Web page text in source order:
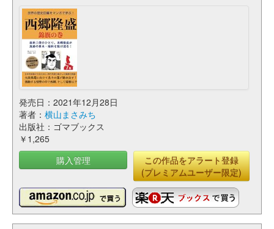
発売日：2021年12月28日
著者： 横山まさみち
出版社：ゴマブックス
￥1,265
購入管理
この作品をアラート登録
(プレミアムユーザー限定)